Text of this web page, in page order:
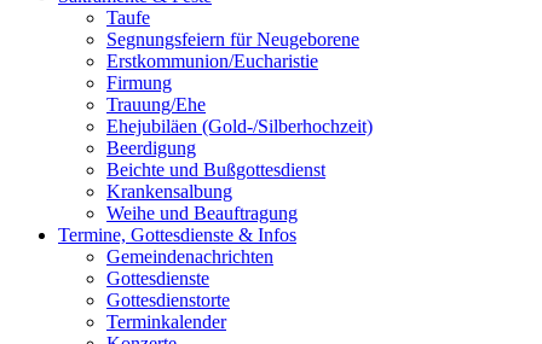
Taufe
Segnungsfeiern für Neugeborene
Erstkommunion/Eucharistie
Firmung
Trauung/Ehe
Ehejubiläen (Gold-/Silberhochzeit)
Beerdigung
Beichte und Bußgottesdienst
Krankensalbung
Weihe und Beauftragung
Termine, Gottesdienste & Infos
Gemeindenachrichten
Gottesdienste
Gottesdienstorte
Terminkalender